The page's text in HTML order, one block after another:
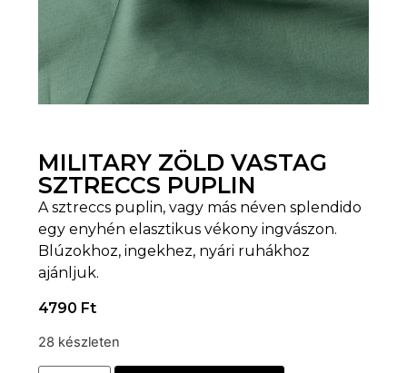
MILITARY ZÖLD VASTAG
SZTRECCS PUPLIN
A sztreccs puplin, vagy más néven splendido
egy enyhén elasztikus vékony ingvászon.
Blúzokhoz, ingekhez, nyári ruhákhoz
ajánljuk.
4790 Ft
28 készleten